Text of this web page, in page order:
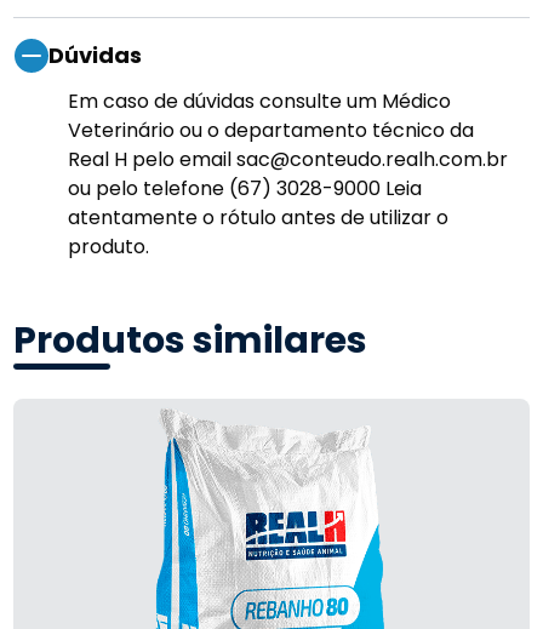
Dúvidas
Em caso de dúvidas consulte um Médico
Veterinário ou o departamento técnico da
Real H pelo email sac@conteudo.realh.com.br
ou pelo telefone (67) 3028-9000 Leia
atentamente o rótulo antes de utilizar o
produto.
Produtos similares